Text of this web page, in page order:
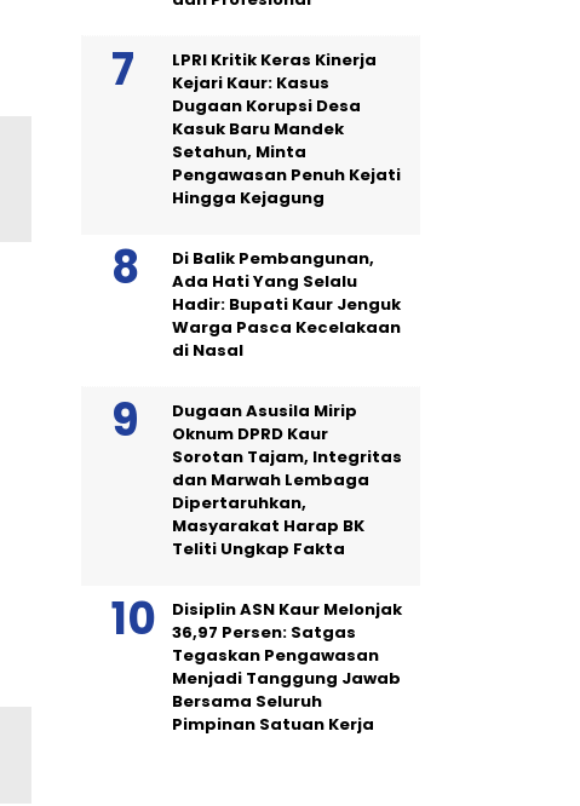
LPRI Kritik Keras Kinerja
Kejari Kaur: Kasus
Dugaan Korupsi Desa
Kasuk Baru Mandek
Setahun, Minta
Pengawasan Penuh Kejati
Hingga Kejagung
Di Balik Pembangunan,
Ada Hati Yang Selalu
Hadir: Bupati Kaur Jenguk
Warga Pasca Kecelakaan
di Nasal
Dugaan Asusila Mirip
Oknum DPRD Kaur
Sorotan Tajam, Integritas
dan Marwah Lembaga
Dipertaruhkan,
Masyarakat Harap BK
Teliti Ungkap Fakta
Disiplin ASN Kaur Melonjak
36,97 Persen: Satgas
Tegaskan Pengawasan
Menjadi Tanggung Jawab
Bersama Seluruh
Pimpinan Satuan Kerja